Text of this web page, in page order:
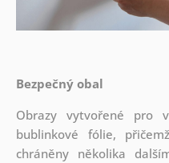
Bezpečný obal
Obrazy vytvořené pro
bublinkové fólie,
chráněny několika